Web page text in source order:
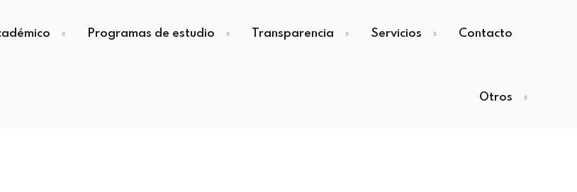
Programas de estudio Transparencia Servicios Contacto
Otros